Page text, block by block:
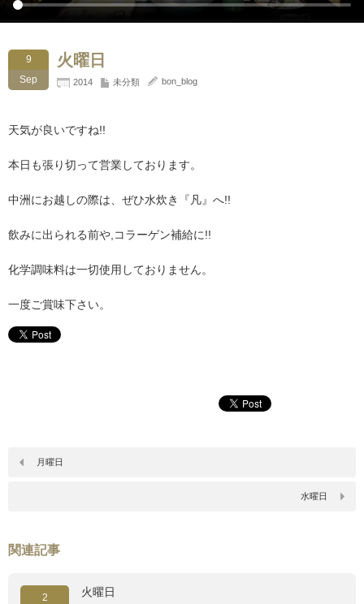
9
Sep
火曜日
2014 未分類 bon_blog
天気が良いですね!!
本日も張り切って営業しております。
中洲にお越しの際は、ぜひ水炊き『凡』へ!!
飲みに出られる前や,コラーゲン補給に!!
化学調味料は一切使用しておりません。
一度ご賞味下さい。
月曜日
水曜日
関連記事
2 火曜日